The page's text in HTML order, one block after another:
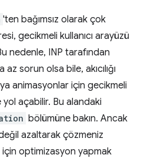
'ten bağımsız olarak çok
gecikmeli kullanıcı arayüzü
nedenle, INP tarafından
sorun olsa bile, akıcılığı
animasyonlar için gecikmeli
yol açabilir. Bu alandaki
bölümüne bakın. Ancak
azaltarak çözmeniz
optimizasyon yapmak